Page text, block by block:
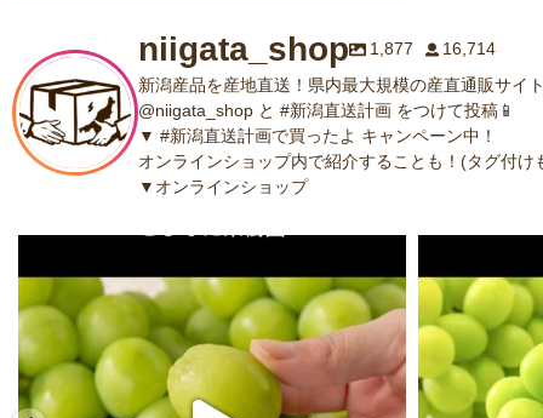
niigata_shop 1,877
16,714
新潟産品を産地直送！県内最大規模の産直通販サイ
@niigata_shop と #新潟直送計画 をつけて投稿📱
▼ #新潟直送計画で買ったよ キャンペーン中！
オンラインショップ内で紹介することも！(タグ付け
▼オンラインショップ